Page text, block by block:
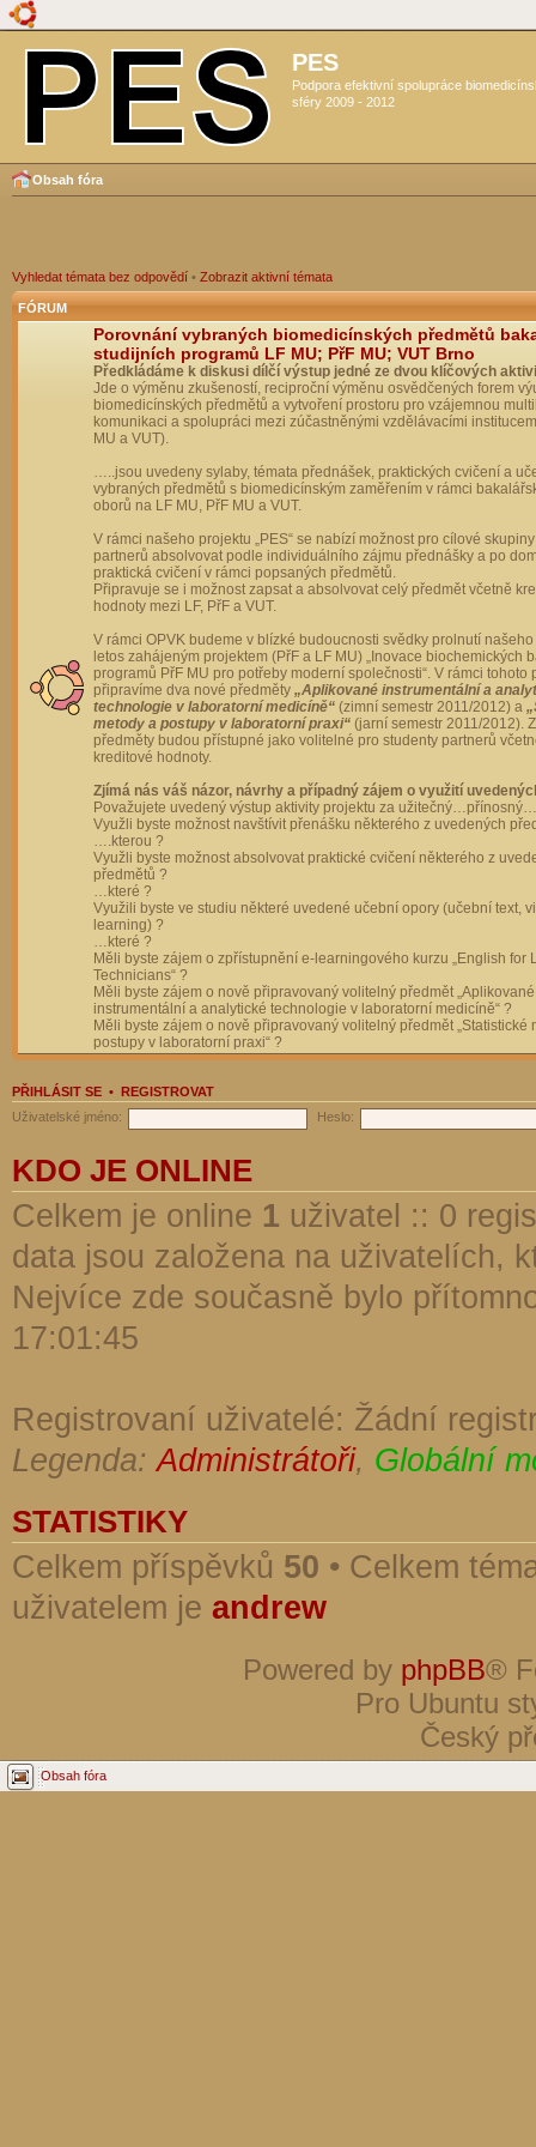
PES
Podpora efektivní spolupráce
sféry 2009 - 2012
Obsah fóra
Vyhledat témata bez odpovědí • Zobrazit aktivní témata
FÓRUM
Porovnání vybraných biomedicínských předmětů
studijních programů LF MU; PřF MU; VUT Brno
Předkládáme k diskusi dílčí výstup jedné ze dvou klíčových
Jde o výměnu zkušeností, reciproční výměnu osvědčených forem
biomedicínských předmětů a vytvoření prostoru pro vzájemnou
komunikaci a spolupráci mezi zúčastněnými vzdělávacími
MU a VUT).
…..jsou uvedeny sylaby, témata přednášek, praktických cvičení a
vybraných předmětů s biomedicínským zaměřením v rámci
oborů na LF MU, PřF MU a VUT.
V rámci našeho projektu „PES“ se nabízí možnost pro cílové
partnerů absolvovat podle individuálního zájmu přednášky a po
praktická cvičení v rámci popsaných předmětů.
Připravuje se i možnost zapsat a absolvovat celý předmět včetně
hodnoty mezi LF, PřF a VUT.
V rámci OPVK budeme v blízké budoucnosti svědky prolnutí
letos zahájeným projektem (PřF a LF MU) „Inovace biochemických
programů PřF MU pro potřeby moderní společnosti“. V rámci tohoto
připravíme dva nové předměty „Aplikované instrumentální a
technologie v laboratorní medicíně“ (zimní semestr 2011/2012) a
metody a postupy v laboratorní praxi“ (jarní semestr 2011/2012).
předměty budou přístupné jako volitelné pro studenty partnerů
kreditové hodnoty.
Zjímá nás váš názor, návrhy a případný zájem o využití
Považujete uvedený výstup aktivity projektu za
Využli byste možnost navštívit přenášku některého z uvedených
….kterou ?
Využli byste možnost absolvovat praktické cvičení některého z
předmětů ?
…které ?
Využili byste ve studiu některé uvedené učební opory (učební text,
learning) ?
…které ?
Měli byste zájem o zpřístupnění e-learningového kurzu „English for
Technicians“ ?
Měli byste zájem o nově připravovaný volitelný předmět „Aplikované
instrumentální a analytické technologie v laboratorní medicíně“ ?
Měli byste zájem o nově připravovaný volitelný předmět „Statistické
postupy v laboratorní praxi“ ?
PŘIHLÁSIT SE • REGISTROVAT
Uživatelské jméno:
Heslo:
KDO JE ONLINE
Celkem je online 1 uživatel :: 0
data jsou založena na uživatelích,
Nejvíce zde současně bylo
17:01:45
Registrovaní uživatelé: Žádní
Legenda:Administrátoři, Globální
STATISTIKY
Celkem příspěvků 50 • Celkem
uživatelem je andrew
Powered by phpBB®
Pro Ubuntu
Český
Obsah fóra